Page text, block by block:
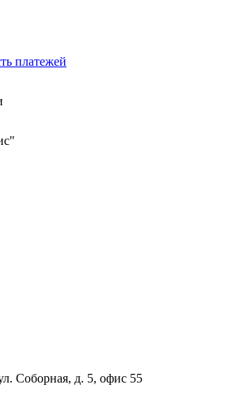
платежей
Соборная, д. 5, офис 55